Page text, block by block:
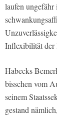
laufen
Inflexibilität der
Habecks
bisschen vom
seinem
gestand